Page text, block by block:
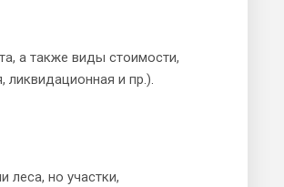
а также виды стоимости,
ликвидационная и пр.).
леса, но участки,